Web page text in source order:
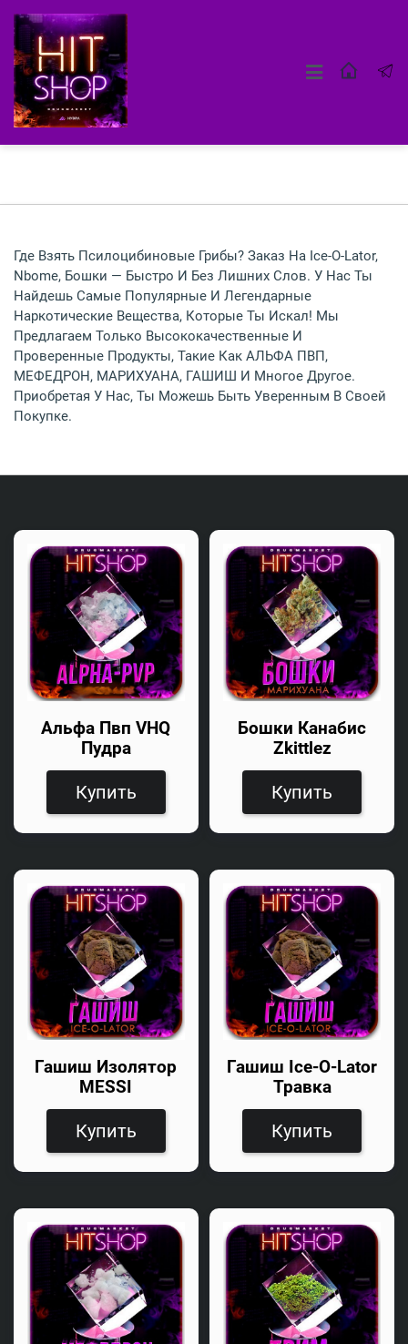
Где Взять Псилоцибиновые Грибы? Заказ На Ice-O-Lator,
Nbome, Бошки — Быстро И Без Лишних Слов. У Нас Ты
Найдешь Самые Популярные И Легендарные
Наркотические Вещества, Которые Ты Искал! Мы
Предлагаем Только Высококачественные И
Проверенные Продукты, Такие Как АЛЬФА ПВП,
МЕФЕДРОН, МАРИХУАНА, ГАШИШ И Многое Другое.
Приобретая У Нас, Ты Можешь Быть Уверенным В Своей
Покупке.
Альфа Пвп VHQ
Пудра
Купить
Бошки Канабис
Zkittlez
Купить
Гашиш Изолятор
MESSI
Купить
Гашиш Ice-O-Lator
Травка
Купить